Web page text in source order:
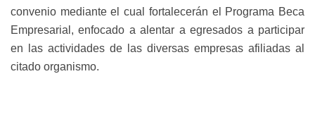
convenio mediante el cual fortalecerán el Programa Beca
Empresarial, enfocado a alentar a egresados a participar
en las actividades de las diversas empresas afiliadas al
citado organismo.